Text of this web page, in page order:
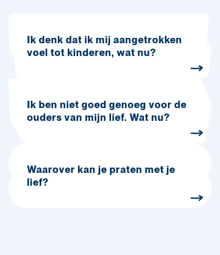
Ik denk dat ik mij aangetrokken
voel tot kinderen, wat nu?
Ik ben niet goed genoeg voor de
ouders van mijn lief. Wat nu?
Waarover kan je praten met je
lief?